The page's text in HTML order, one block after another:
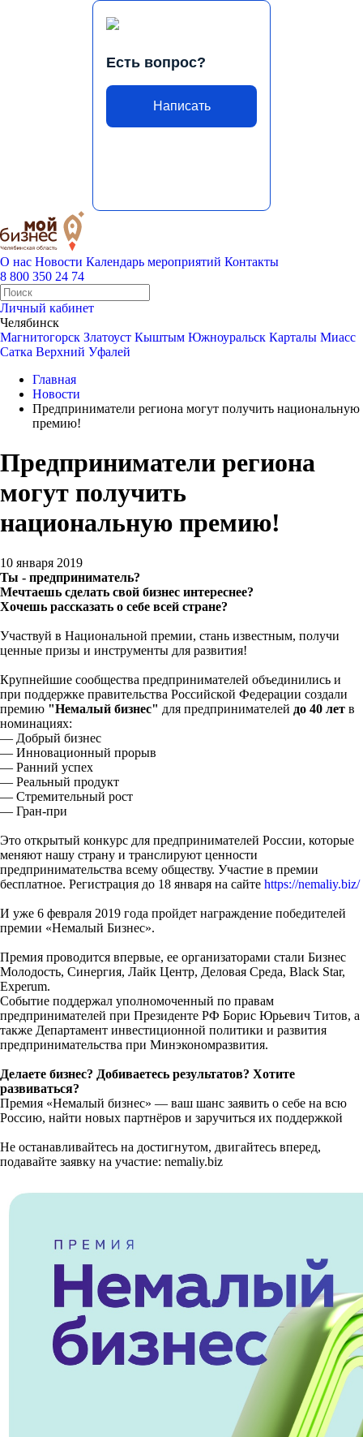
Есть вопрос?
Написать
О нас Новости Календарь мероприятий Контакты
8 800 350 24 74
Личный кабинет
Челябинск
Магнитогорск Златоуст Кыштым Южноуральск Карталы Миасс
Сатка Верхний Уфалей
Главная
Новости
Предприниматели региона могут получить национальную
премию!
Предприниматели региона
могут получить
национальную премию!
10 января 2019
Ты - предприниматель?
Мечтаешь сделать свой бизнес интереснее?
Хочешь рассказать о себе всей стране?
Участвуй в Национальной премии, стань известным, получи
ценные призы и инструменты для развития!
Крупнейшие сообществa предпринимателей объединились и
при поддержке правительства Российской Федерации создали
премию "Немалый бизнес" для предпринимателей до 40 лет в
номинациях:
— Добрый бизнес
— Инновационный прорыв
— Ранний успех
— Реальный продукт
— Стремительный рост
— Гран-при
Это открытый конкурс для предпринимателей России, которые
меняют нашу страну и транслируют ценности
предпринимательства всему обществу. Участие в премии
бесплатное. Регистрация до 18 января на сайте https://nemaliy.biz/
И уже 6 февраля 2019 года пройдет награждение победителей
премии «Немалый Бизнес».
Премия проводится впервые, ее организаторами стали Бизнес
Молодость, Синергия, Лайк Центр, Деловая Среда, Black Star,
Experum.
Событие поддержал уполномоченный по правам
предпринимателей при Президенте РФ Борис Юрьевич Титов, а
также Департамент инвестиционной политики и развития
предпринимательства при Минэкономразвития.
Делаете бизнес? Добиваетесь результатов? Хотите
развиваться?
Премия «Немалый бизнес» — ваш шанс заявить о себе на всю
Россию, найти новых партнёров и заручиться их поддержкой
Не останавливайтесь на достигнутом, двигайтесь вперед,
подавайте заявку на участие: nemaliy.biz